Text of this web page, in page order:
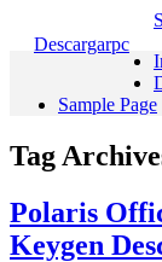
Descargarpc
Sample Page
Tag
Polaris
Keygen